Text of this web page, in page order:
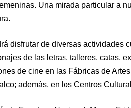
Una mirada particular a
disfrutar de diversas actividades
de las letras, talleres, catas,
de cine en las Fábricas de
además, en los Centros